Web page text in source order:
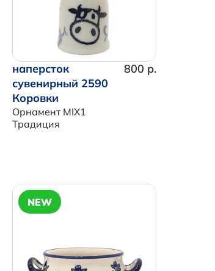
наперсток
сувенирный 2590
Коровки
Орнамент MIX1
Традиция
800 р.
NEW